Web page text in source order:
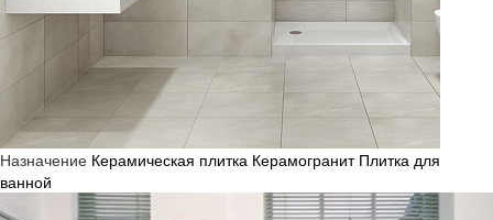
Назначение Керамическая плитка Керамогранит Плитка для
ванной